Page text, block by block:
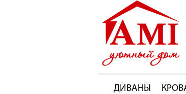
ДИВАНЫ